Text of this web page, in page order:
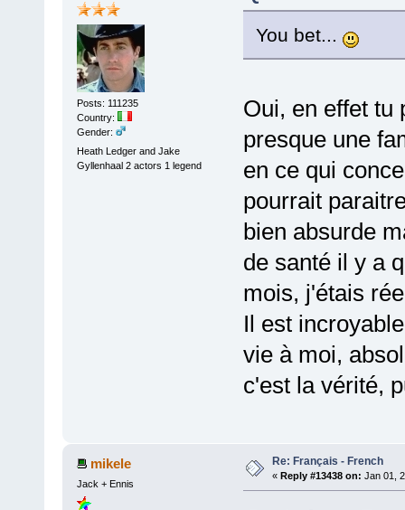
Posts: 111235
Country:
Gender:
Heath Ledger and Jake
Gyllenhaal 2 actors 1 legend
You bet...
Oui, en effet tu
presque une
en ce qui
pourrait
bien absurde
de santé il y a
mois, j'étais
Il est
vie à moi,
c'est la vérité,
mikele
Jack + Ennis
Re: Français - French
« Reply #13438 on: Jan 01,